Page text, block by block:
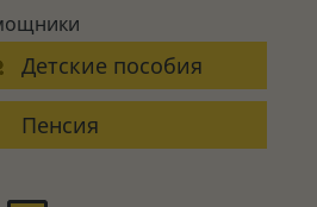
Детские пособия
Пенсия